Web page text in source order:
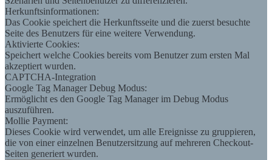
Herkunftsinformationen:
Das Cookie speichert die Herkunftsseite und die zuerst besuchte
Seite des Benutzers für eine weitere Verwendung.
Aktivierte Cookies:
Speichert welche Cookies bereits vom Benutzer zum ersten Mal
akzeptiert wurden.
CAPTCHA-Integration
Google Tag Manager Debug Modus:
Ermöglicht es den Google Tag Manager im Debug Modus
auszuführen.
Mollie Payment:
Dieses Cookie wird verwendet, um alle Ereignisse zu gruppieren,
die von einer einzelnen Benutzersitzung auf mehreren Checkout-
Seiten generiert wurden.